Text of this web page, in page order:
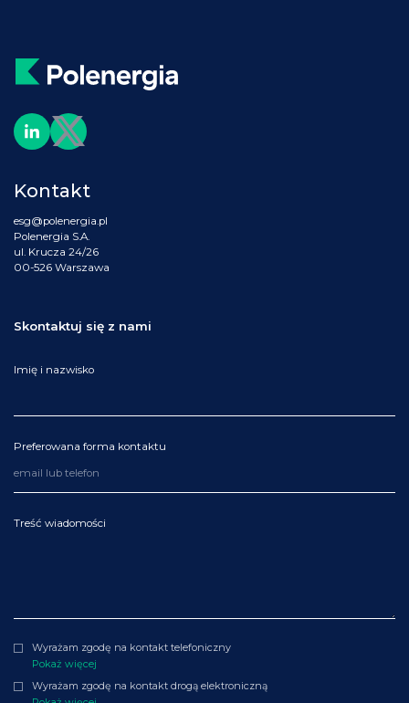
Kontakt
esg@polenergia.pl
Polenergia S.A.
ul. Krucza 24/26
00-526 Warszawa
Skontaktuj się z nami
Imię i nazwisko
Preferowana forma kontaktu
Treść wiadomości
Wyrażam zgodę na kontakt telefoniczny
Pokaż więcej
Wyrażam zgodę na kontakt drogą elektroniczną